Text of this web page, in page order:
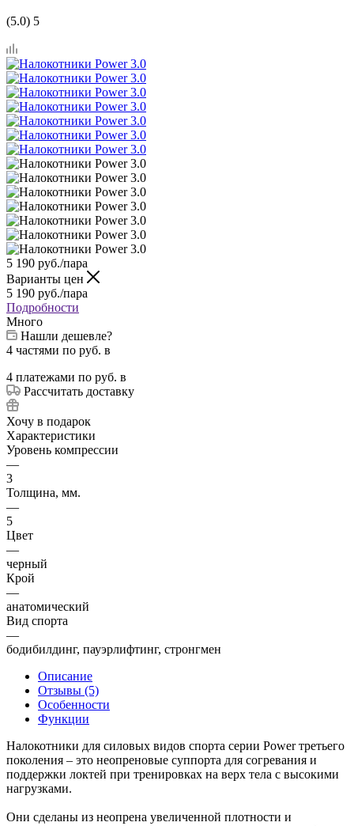
(5.0) 5
5 190 руб./пара
Варианты цен
5 190 руб./пара
Подробности
Много
Нашли дешевле?
4 частями по руб. в
4 платежами по руб. в
Рассчитать доставку
Хочу в подарок
Характеристики
Уровень компрессии
—
3
Толщина, мм.
—
5
Цвет
—
черный
Крой
—
анатомический
Вид спорта
—
бодибилдинг, пауэрлифтинг, стронгмен
Описание
Отзывы (5)
Особенности
Функции
Налокотники для силовых видов спорта серии Power третьего
поколения – это неопреновые суппорта для согревания и
поддержки локтей при тренировках на верх тела с высокими
нагрузками.
Они сделаны из неопрена увеличенной плотности и